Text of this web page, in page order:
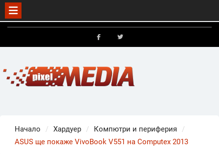
Skip
Начало Хардуер
Компютри и периферия
ASUS ще покаже VivoBook V551 на Computex 2013